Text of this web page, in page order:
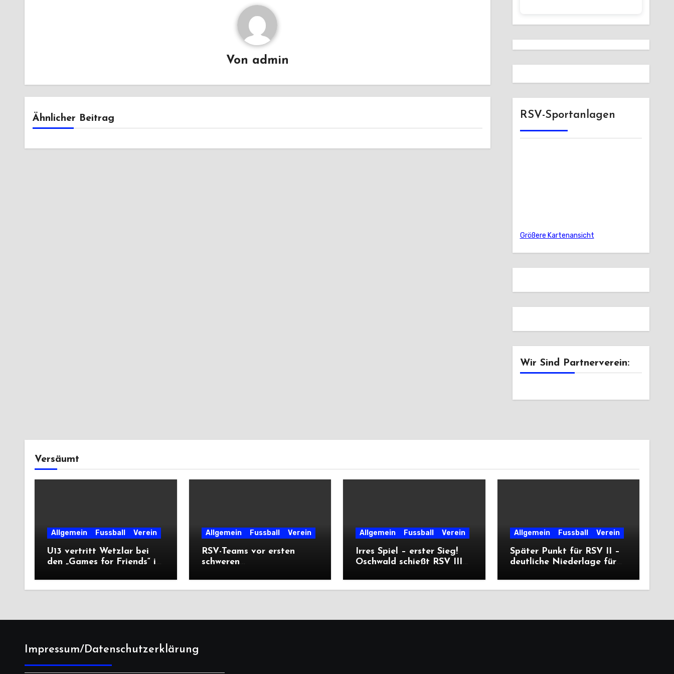
Von admin
Ähnlicher Beitrag RSV-Sportanlagen
Größere Kartenansicht
Wir Sind Partnerverein:
Versäumt
Allgemein Fussball Verein
U13 vertritt Wetzlar bei
den „Games for Friends“ in
Allgemein Fussball Verein
RSV-Teams vor ersten
schweren
Saison
Allgemein Fussball Verein
Irres Spiel – erster Sieg!
Oschwald schießt RSV III
Premiere
Allgemein Fussball Verein
Später Punkt für RSV II –
deutliche Niederlage für
Impressum/Datenschutzerklärung